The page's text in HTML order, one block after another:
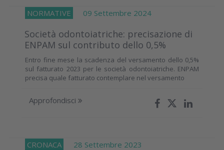
NORMATIVE 09 Settembre 2024
Società odontoiatriche: precisazione di
ENPAM sul contributo dello 0,5%
Entro fine mese la scadenza del versamento dello 0,5%
sul fatturato 2023 per le società odontoiatriche. ENPAM
precisa quale fatturato contemplare nel versamento
Approfondisci
CRONACA 28 Settembre 2023